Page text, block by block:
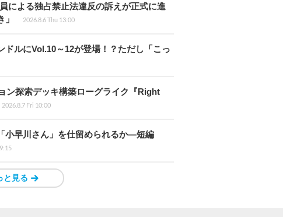
による独占禁止法違反の訴えが正式に進
2026.8.6 Thu 13:00
ドルにVol.10～12が登場！？ただし「こっ
ン探索デッキ構築ローグライク『Right
2026.8.7 Fri 10:00
小早川さん」を仕留められるか―短編
と見る